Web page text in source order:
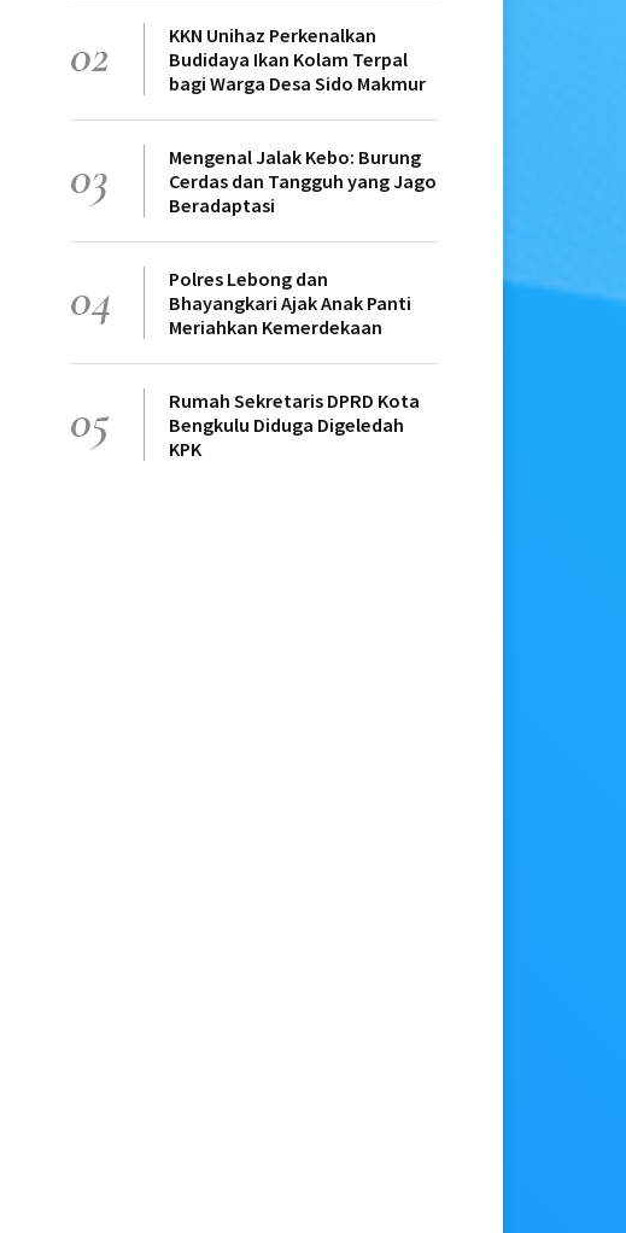
02
KKN Unihaz Perkenalkan
Budidaya Ikan Kolam Terpal
bagi Warga Desa Sido Makmur
03
Mengenal Jalak Kebo: Burung
Cerdas dan Tangguh yang Jago
Beradaptasi
04
Polres Lebong dan
Bhayangkari Ajak Anak Panti
Meriahkan Kemerdekaan
05
Rumah Sekretaris DPRD Kota
Bengkulu Diduga Digeledah
KPK